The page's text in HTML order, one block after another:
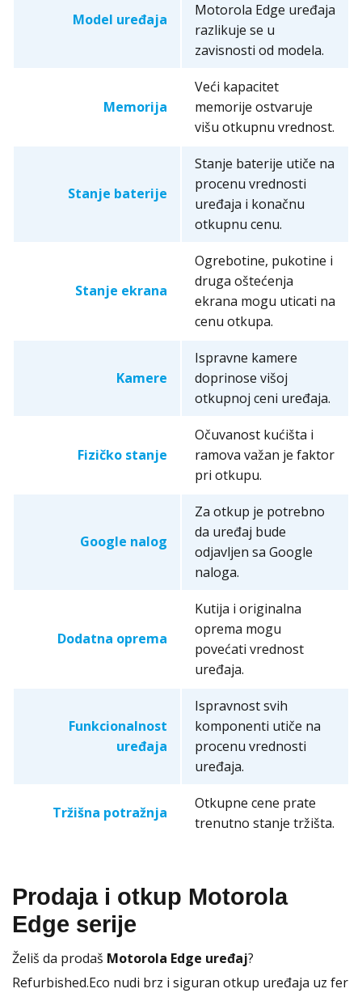
Model uređaja
Motorola Edge uređaja
razlikuje se u
zavisnosti od modela.
Memorija
Veći kapacitet
memorije ostvaruje
višu otkupnu vrednost.
Stanje baterije
Stanje baterije utiče na
procenu vrednosti
uređaja i konačnu
otkupnu cenu.
Stanje ekrana
Ogrebotine, pukotine i
druga oštećenja
ekrana mogu uticati na
cenu otkupa.
Kamere
Ispravne kamere
doprinose višoj
otkupnoj ceni uređaja.
Fizičko stanje
Očuvanost kućišta i
ramova važan je faktor
pri otkupu.
Google nalog
Za otkup je potrebno
da uređaj bude
odjavljen sa Google
naloga.
Dodatna oprema
Kutija i originalna
oprema mogu
povećati vrednost
uređaja.
Funkcionalnost
uređaja
Ispravnost svih
komponenti utiče na
procenu vrednosti
uređaja.
Tržišna potražnja
Otkupne cene prate
trenutno stanje tržišta.
Prodaja i otkup Motorola
Edge serije
Želiš da prodaš Motorola Edge uređaj?
Refurbished.Eco nudi brz i siguran otkup uređaja uz fer